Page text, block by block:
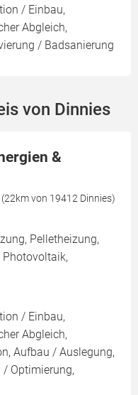
/ Einbau,
Abgleich,
/ Badsanierung
von Dinnies
&
von 19412 Dinnies)
Pelletheizung,
Photovoltaik,
/ Einbau,
Abgleich,
Aufbau / Auslegung,
/ Optimierung,